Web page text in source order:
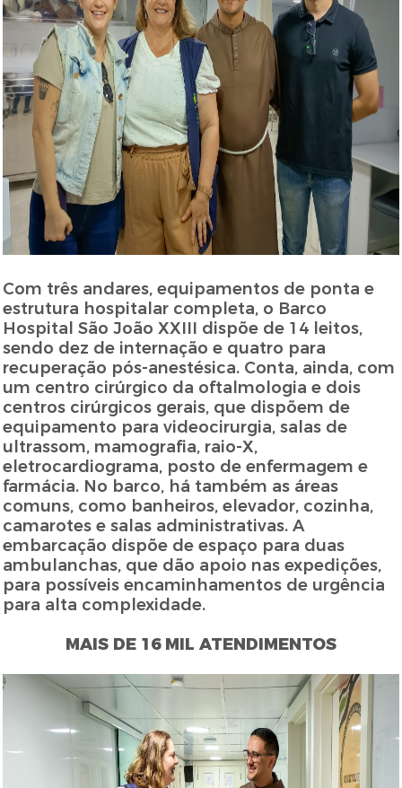
Com três andares, equipamentos de ponta e
estrutura hospitalar completa, o Barco
Hospital São João XXIII dispõe de 14 leitos,
sendo dez de internação e quatro para
recuperação pós-anestésica. Conta, ainda, com
um centro cirúrgico da oftalmologia e dois
centros cirúrgicos gerais, que dispõem de
equipamento para videocirurgia, salas de
ultrassom, mamografia, raio-X,
eletrocardiograma, posto de enfermagem e
farmácia. No barco, há também as áreas
comuns, como banheiros, elevador, cozinha,
camarotes e salas administrativas. A
embarcação dispõe de espaço para duas
ambulanchas, que dão apoio nas expedições,
para possíveis encaminhamentos de urgência
para alta complexidade.
MAIS DE 16 MIL ATENDIMENTOS